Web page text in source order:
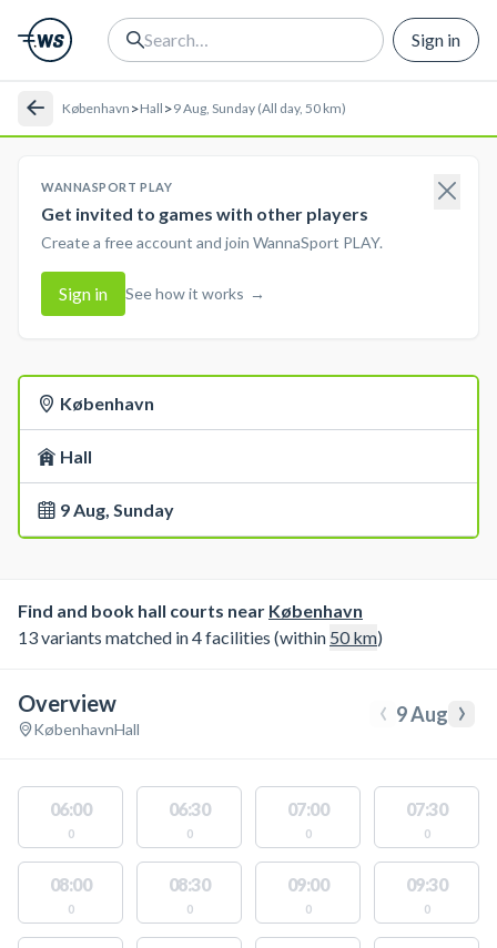
Sign in
København >Hall >9 Aug, Sunday (All day, 50 km)
WANNASPORT PLAY
Get invited to games with other players
Create a free account and join WannaSport PLAY.
Sign in See how it works →
København
Hall
9 Aug, Sunday
Find and book hall courts near København
13 variants matched in 4 facilities (within 50km)
Overview
KøbenhavnHall ‹ 9 Aug ›
06:00
0
06:30
0
07:00
0
07:30
0
08:00
0
08:30
0
09:00
0
09:30
0